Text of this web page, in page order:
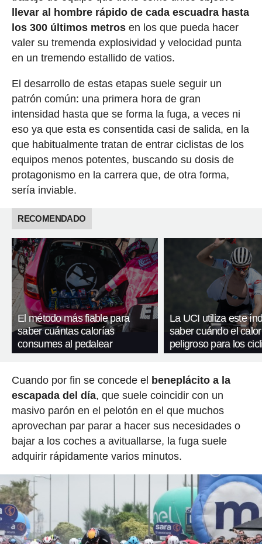
llevar al hombre rápido de cada escuadra hasta
los 300 últimos metrosen los que pueda hacer
valer su tremenda explosividad y velocidad punta
en un tremendo estallido de vatios.
El desarrollo de estas etapas suele seguir un
patrón común: una primera hora de gran
intensidad hasta que se forma la fuga, a veces ni
eso ya que esta es consentida casi de salida, en la
que habitualmente tratan de entrar ciclistas de los
equipos menos potentes, buscando su dosis de
protagonismo en la carrera que, de otra forma,
sería inviable.
RECOMENDADO
El método más fiable para
saber cuántas calorías
consumes al pedalear
La UCI utiliza este
saber cuándo el
peligroso para los
Cuando por fin se concede el beneplácito a la
escapada del día, que suele coincidir con un
masivo parón en el pelotón en el que muchos
aprovechan par parar a hacer sus necesidades o
bajar a los coches a avituallarse, la fuga suele
adquirir rápidamente varios minutos.